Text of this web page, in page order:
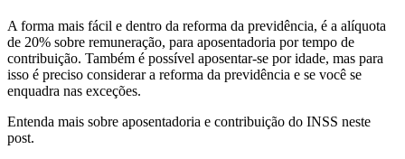
A forma mais fácil e dentro da reforma da previdência, é a alíquota
de 20% sobre remuneração, para aposentadoria por tempo de
contribuição. Também é possível aposentar-se por idade, mas para
isso é preciso considerar a reforma da previdência e se você se
enquadra nas exceções.
Entenda mais sobre aposentadoria e contribuição do INSS neste
post.